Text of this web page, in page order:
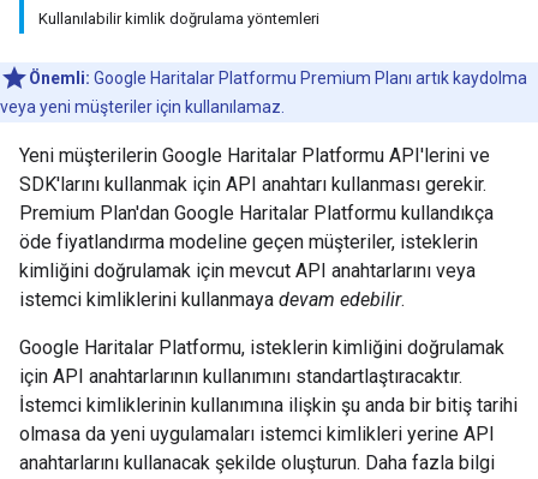
Kullanılabilir kimlik doğrulama yöntemleri
Önemli: Google Haritalar Platformu Premium Planı artık kaydolma
veya yeni müşteriler için kullanılamaz.
Yeni müşterilerin Google Haritalar Platformu API'lerini ve
SDK'larını kullanmak için API anahtarı kullanması gerekir.
Premium Plan'dan Google Haritalar Platformu kullandıkça
öde fiyatlandırma modeline geçen müşteriler, isteklerin
kimliğini doğrulamak için mevcut API anahtarlarını veya
istemci kimliklerini kullanmaya devam edebilir.
Google Haritalar Platformu, isteklerin kimliğini doğrulamak
için API anahtarlarının kullanımını standartlaştıracaktır.
İstemci kimliklerinin kullanımına ilişkin şu anda bir bitiş tarihi
olmasa da yeni uygulamaları istemci kimlikleri yerine API
anahtarlarını kullanacak şekilde oluşturun. Daha fazla bilgi